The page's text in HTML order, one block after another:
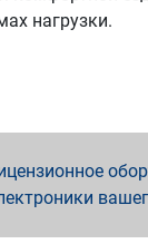
нагрузки.